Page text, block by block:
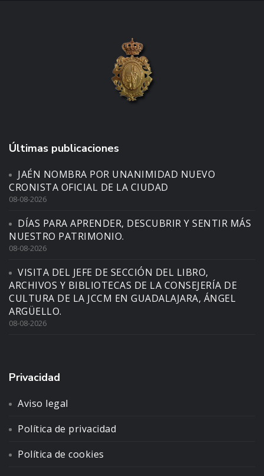
Últimas publicaciones
JAÉN NOMBRA POR UNANIMIDAD NUEVO
CRONISTA OFICIAL DE LA CIUDAD
08-08-2026
DÍAS PARA APRENDER, DESCUBRIR Y SENTIR MÁS
NUESTRO PATRIMONIO.
08-08-2026
VISITA DEL JEFE DE SECCIÓN DEL LIBRO,
ARCHIVOS Y BIBLIOTECAS DE LA CONSEJERÍA DE
CULTURA DE LA JCCM EN GUADALAJARA, ÁNGEL
ARGÜELLO.
08-08-2026
Privacidad
Aviso legal
Política de privacidad
Política de cookies